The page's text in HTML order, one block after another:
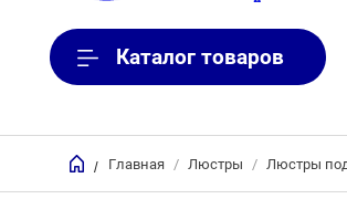
Каталог товаров
/ Главная / Люстры / Люстры